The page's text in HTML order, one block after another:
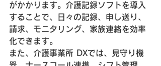
がかかります。介護記録ソフトを導入
することで、日々の記録、申し送り、
請求、モニタリング、家族連絡を効率
化できます。
また、介護事業所 DXでは、見守り機